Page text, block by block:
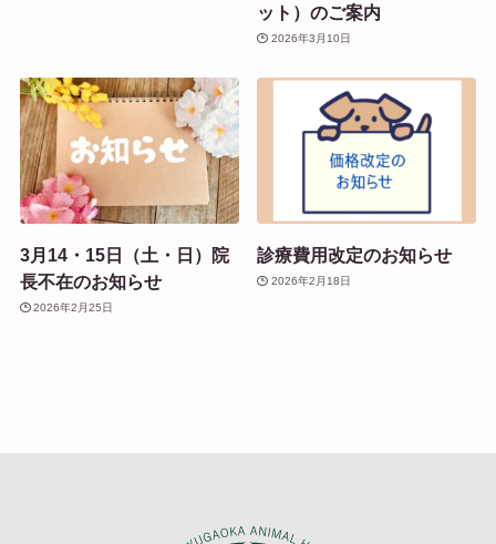
ット）のご案内
2026年3月10日
3月14・15日（土・日）院
長不在のお知らせ
2026年2月25日
診療費用改定のお知らせ
2026年2月18日